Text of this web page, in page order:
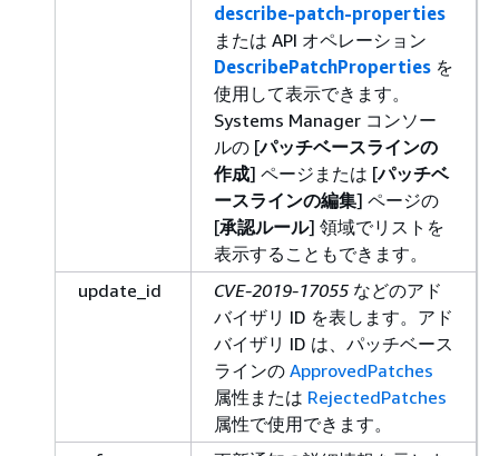
describe-patch-properties
または API オペレーション
DescribePatchProperties を
使用して表示できます。
Systems Manager コンソー
ルの [パッチベースラインの
作成] ページまたは [パッチベ
ースラインの編集] ページの
[承認ルール] 領域でリストを
表示することもできます。
update_id
CVE-2019-17055 などのアド
バイザリ ID を表します。アド
バイザリ ID は、パッチベース
ラインの ApprovedPatches
属性または RejectedPatches
属性で使用できます。